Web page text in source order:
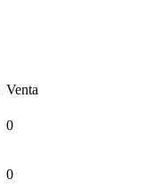
Venta
0
0